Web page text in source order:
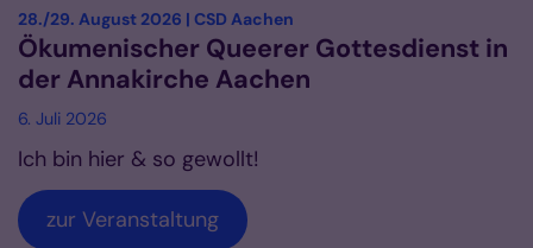
28./29. August 2026 | CSD Aachen
Ökumenischer Queerer Gottesdienst in
der Annakirche Aachen
6. Juli 2026
Ich bin hier & so gewollt!
zur Veranstaltung